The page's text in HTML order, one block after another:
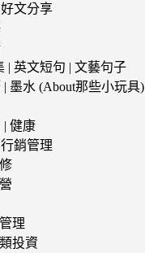
文分享
| 英文短句 | 文藝句子
| 墨水 (About那些小玩具)
| 健康
銷管理
理
投資